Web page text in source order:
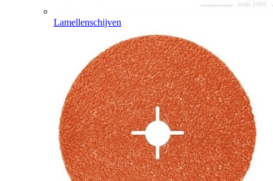
Lamellenschijven